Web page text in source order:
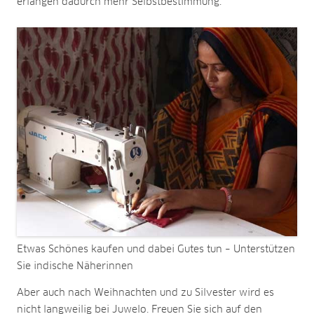
erlangen dadurch mehr Selbstbestimmung.
Etwas Schönes kaufen und dabei Gutes tun – Unterstützen
Sie indische Näherinnen
Aber auch nach Weihnachten und zu Silvester wird es
nicht langweilig bei Juwelo. Freuen Sie sich auf den